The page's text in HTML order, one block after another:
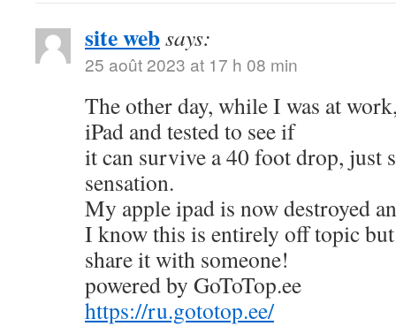
site websays:
25 août 2023 at 17 h 08 min
The other day, while I was at
iPad and tested to see if
it can survive a 40 foot drop, just
sensation.
My apple ipad is now destroyed
I know this is entirely off topic
share it with someone!
powered by GoToTop.ee
https://ru.gototop.ee/